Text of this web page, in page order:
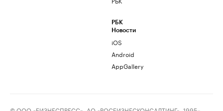
РБК
Новости
iOS
Android
AppGallery